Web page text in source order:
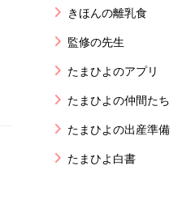
きほんの離乳食
監修の先生
たまひよのアプリ
たまひよの仲間たち
たまひよの出産準備
たまひよ白書